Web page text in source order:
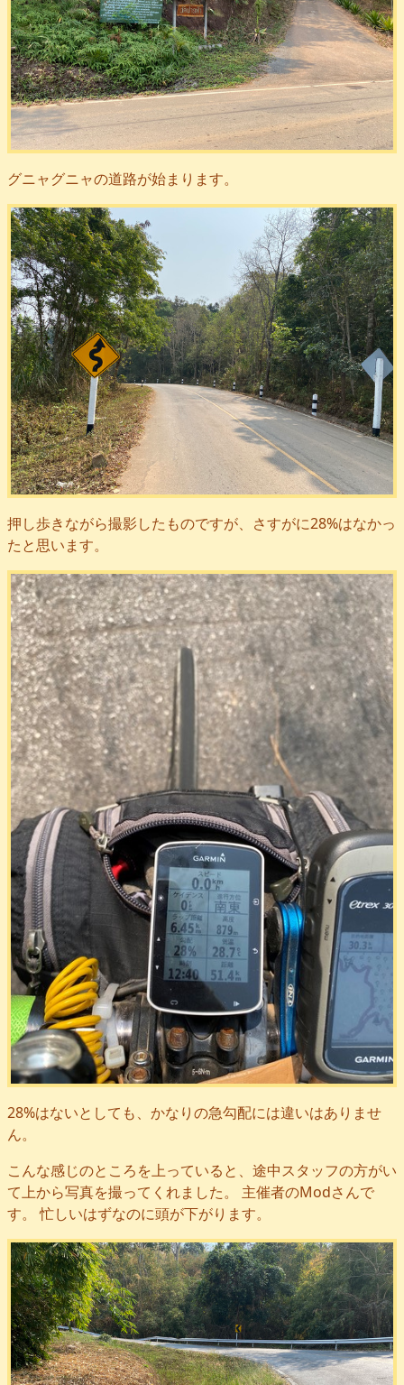
グニャグニャの道路が始まります。
押し歩きながら撮影したものですが、さすがに28%はなかっ
たと思います。
28%はないとしても、かなりの急勾配には違いはありませ
ん。
こんな感じのところを上っていると、途中スタッフの方がい
て上から写真を撮ってくれました。 主催者のModさんで
す。 忙しいはずなのに頭が下がります。